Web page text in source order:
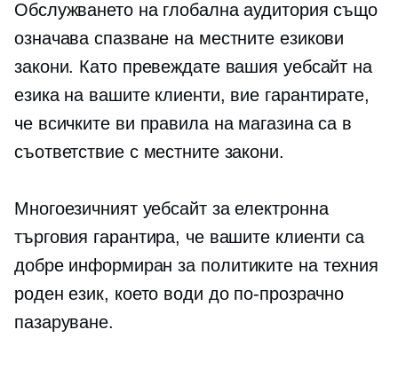
Обслужването на глобална аудитория също
означава спазване на местните езикови
закони. Като превеждате вашия уебсайт на
езика на вашите клиенти, вие гарантирате,
че всичките ви правила на магазина са в
съответствие с местните закони.
Многоезичният уебсайт за електронна
търговия гарантира, че вашите клиенти са
добре информиран за политиките на техния
роден език, което води до по-прозрачно
пазаруване.